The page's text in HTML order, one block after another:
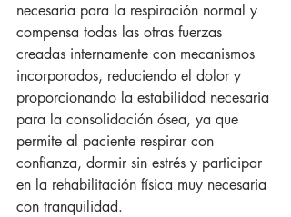
necesaria para la respiración normal y
compensa todas las otras fuerzas
creadas internamente con mecanismos
incorporados, reduciendo el dolor y
proporcionando la estabilidad necesaria
para la consolidación ósea, ya que
permite al paciente respirar con
confianza, dormir sin estrés y participar
en la rehabilitación física muy necesaria
con tranquilidad.